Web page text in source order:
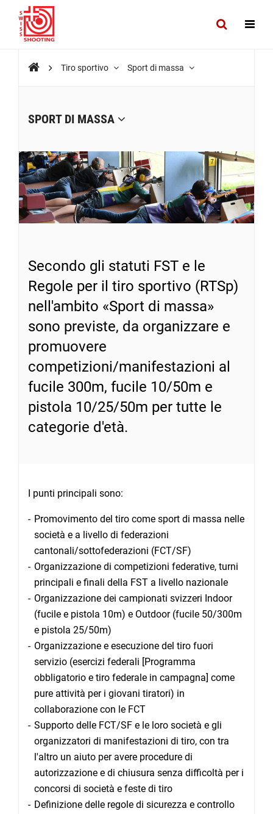
Tiro sportivo Sport di massa
SPORT DI MASSA
Secondo gli statuti FST e le
Regole per il tiro sportivo (RTSp)
nell'ambito «Sport di massa»
sono previste, da organizzare e
promuovere
competizioni/manifestazioni al
fucile 300m, fucile 10/50m e
pistola 10/25/50m per tutte le
categorie d'età.
I punti principali sono:
Promovimento del tiro come sport di massa nelle
società e a livello di federazioni
cantonali/sottofederazioni (FCT/SF)
Organizzazione di competizioni federative, turni
principali e finali della FST a livello nazionale
Organizzazione dei campionati svizzeri Indoor
(fucile e pistola 10m) e Outdoor (fucile 50/300m
e pistola 25/50m)
Organizzazione e esecuzione del tiro fuori
servizio (esercizi federali [Programma
obbligatorio e tiro federale in campagna] come
pure attività per i giovani tiratori) in
collaborazione con le FCT
Supporto delle FCT/SF e le loro società e gli
organizzatori di manifestazioni di tiro, con tra
l'altro un aiuto per avere procedure di
autorizzazione e di chiusura senza difficoltà per i
concorsi di società e feste di tiro
Definizione delle regole di sicurezza e controllo